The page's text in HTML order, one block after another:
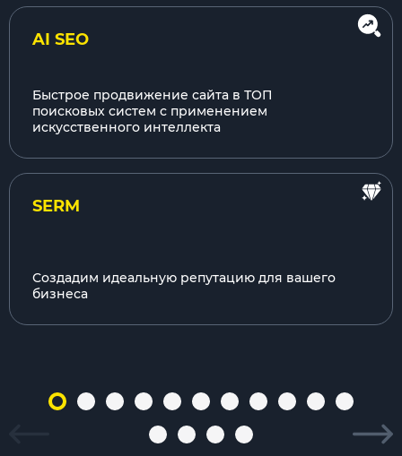
AI SEO
Быстрое продвижение сайта в ТОП
поисковых систем с применением
искусственного интеллекта
SERM
Создадим идеальную репутацию для вашего
бизнеса